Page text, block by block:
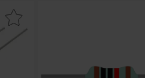
50V 105C ø10x20mm 2000h
Makera motstånd